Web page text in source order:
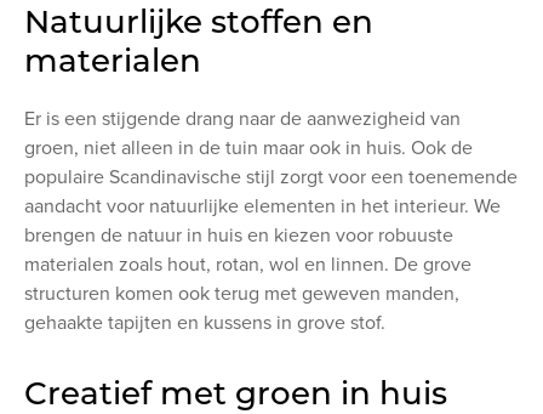
Natuurlijke stoffen en
materialen
Er is een stijgende drang naar de aanwezigheid van
groen, niet alleen in de tuin maar ook in huis. Ook de
populaire Scandinavische stijl zorgt voor een toenemende
aandacht voor natuurlijke elementen in het interieur. We
brengen de natuur in huis en kiezen voor robuuste
materialen zoals hout, rotan, wol en linnen. De grove
structuren komen ook terug met geweven manden,
gehaakte tapijten en kussens in grove stof.
Creatief met groen in huis